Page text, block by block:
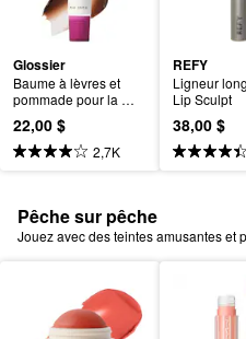
Glossier
Baume à lèvres et
pommade pour la
peau Balm Dotcom
22,00 $
2,7K
REFY
Ligneur
Lip Sculpt
38,00 $
Pêche sur pêche
Jouez avec des teintes amusantes et